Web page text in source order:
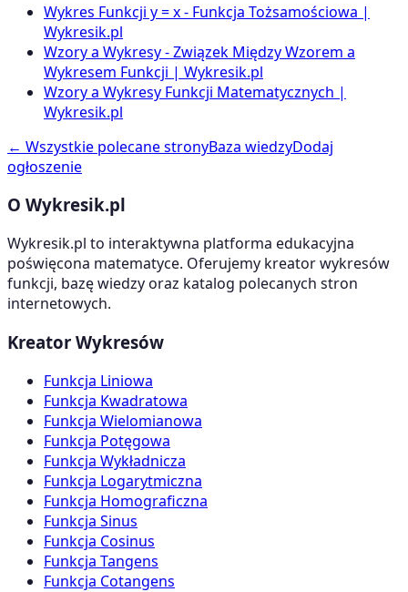
Wykres Funkcji y = x - Funkcja Tożsamościowa |
Wykresik.pl
Wzory a Wykresy - Związek Między Wzorem a
Wykresem Funkcji | Wykresik.pl
Wzory a Wykresy Funkcji Matematycznych |
Wykresik.pl
← Wszystkie polecane stronyBaza wiedzyDodaj
ogłoszenie
O Wykresik.pl
Wykresik.pl to interaktywna platforma edukacyjna
poświęcona matematyce. Oferujemy kreator wykresów
funkcji, bazę wiedzy oraz katalog polecanych stron
internetowych.
Kreator Wykresów
Funkcja Liniowa
Funkcja Kwadratowa
Funkcja Wielomianowa
Funkcja Potęgowa
Funkcja Wykładnicza
Funkcja Logarytmiczna
Funkcja Homograficzna
Funkcja Sinus
Funkcja Cosinus
Funkcja Tangens
Funkcja Cotangens